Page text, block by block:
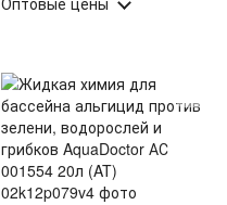
дезинфекции воды (AT/O2 1kg)